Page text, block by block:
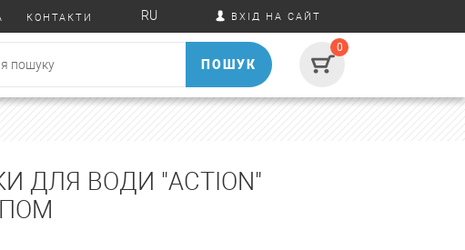
КОНТАКТИ RU ВХІД НА САЙТ
ПОШУК
0
ДЛЯ ВОДИ "ACTION"